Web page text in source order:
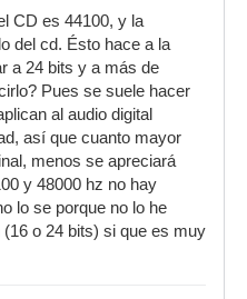
CD es 44100, y la
del cd. Ésto hace a la
a 24 bits y a más de
Pues se suele hacer
al audio digital
así que cuanto mayor
menos se apreciará
y 48000 hz no hay
lo se porque no lo he
o 24 bits) si que es muy